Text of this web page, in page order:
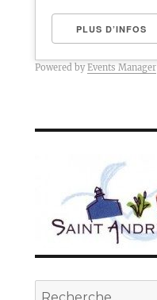
PLUS D’INFOS
Powered byEvents Manager
Recherche